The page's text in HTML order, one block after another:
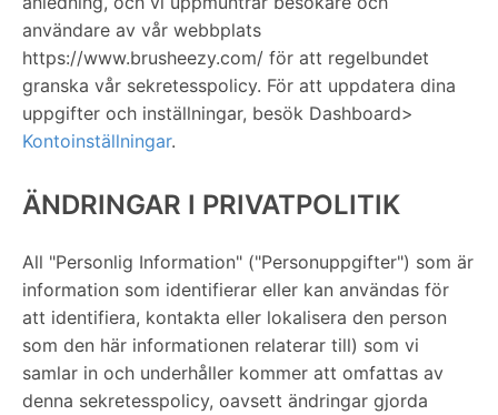
användare av vår webbplats
https://www.brusheezy.com/ för att regelbundet
granska vår sekretesspolicy. För att uppdatera dina
uppgifter och inställningar, besök Dashboard>
Kontoinställningar.
ÄNDRINGAR I PRIVATPOLITIK
All "Personlig Information" ("Personuppgifter") som är
information som identifierar eller kan användas för
att identifiera, kontakta eller lokalisera den person
som den här informationen relaterar till) som vi
samlar in och underhåller kommer att omfattas av
denna sekretesspolicy, oavsett ändringar gjorda